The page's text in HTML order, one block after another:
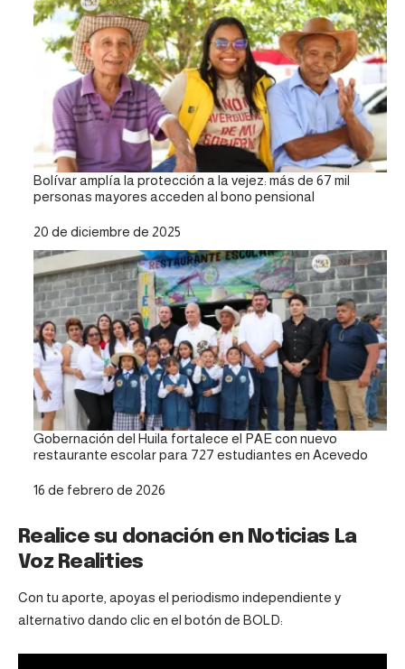
Bolívar amplía la protección a la vejez: más de 67 mil
personas mayores acceden al bono pensional
Fecha
20 de diciembre de 2025
Gobernación del Huila fortalece el PAE con nuevo
restaurante escolar para 727 estudiantes en Acevedo
Fecha
16 de febrero de 2026
Realice su donación en Noticias La
Voz Realities
Con tu aporte, apoyas el periodismo independiente y
alternativo dando clic en el botón de BOLD: